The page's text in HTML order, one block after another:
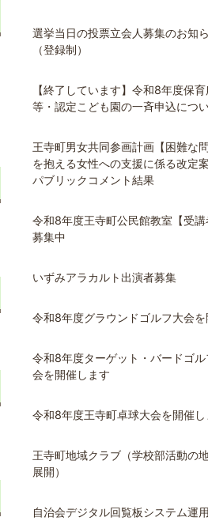
選挙当日の投票立会人募集のお知
（登録制）
【終了しています】令和8年度保
等・認定こども園の一斉申込につ
王寺町男女共同参画計画【困難な
を抱える女性への支援に係る改定案
パブリックコメント結果
令和8年度王寺町公民館教室【受講
募集中
いずみアラカルト出演者募集
令和8年度グラウンドゴルフ大会を
令和8年度ターゲット・バードゴル
会を開催します
令和8年度王寺町卓球大会を開催し
王寺町地域クラブ（学校部活動の
展開）
自治会デジタル回覧板システム運